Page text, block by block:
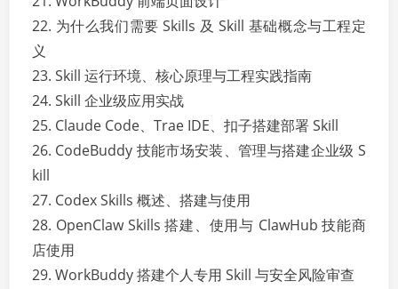
22. 为什么我们需要 Skills 及 Skill 基础概念与工程定
义
23. Skill 运行环境、核心原理与工程实践指南
24. Skill 企业级应用实战
25. Claude Code、Trae IDE、扣子搭建部署 Skill
26. CodeBuddy 技能市场安装、管理与搭建企业级 S
kill
27. Codex Skills 概述、搭建与使用
28. OpenClaw Skills 搭建、使用与 ClawHub 技能商
店使用
29. WorkBuddy 搭建个人专用 Skill 与安全风险审查